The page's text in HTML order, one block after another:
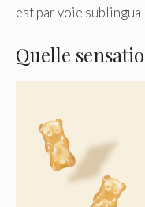
est par voie
Quelle